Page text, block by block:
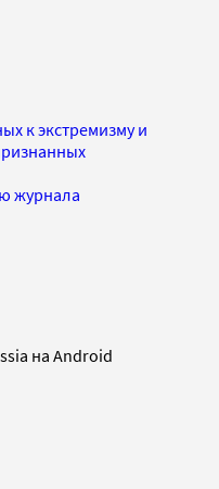
к экстремизму и
журнала
на Android